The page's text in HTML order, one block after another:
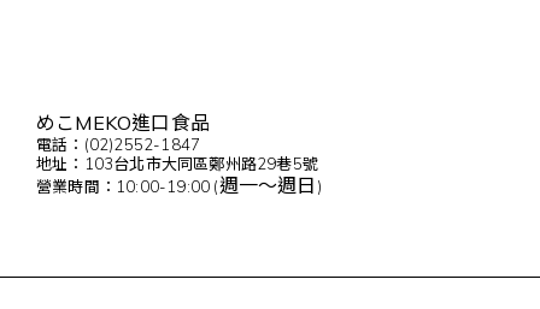
めこMEKO進口食品
電話：(02)2552-1847
地址：103台北市大同區鄭州路29巷5號
營業時間：10:00-19:00 (週一～週日 )